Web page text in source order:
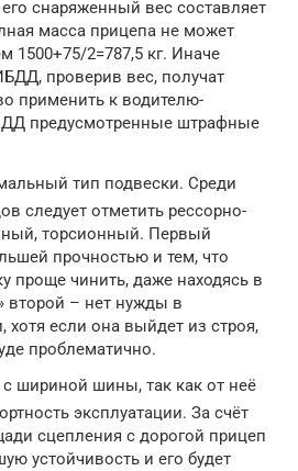
снаряженный вес составляет
масса прицепа не может
1500+75/2=787,5 кг. Иначе
проверив вес, получат
применить к водителю-
предусмотренные штрафные
тип подвески. Среди
следует отметить рессорно-
торсионный. Первый
прочностью и тем, что
проще чинить, даже находясь в
второй – нет нужды в
хотя если она выйдет из строя,
проблематично.
с шириной шины, так как от неё
эксплуатации. За счёт
сцепления с дорогой прицеп
устойчивость и его будет